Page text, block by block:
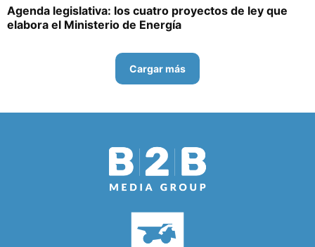
Agenda legislativa: los cuatro proyectos de ley que
elabora el Ministerio de Energía
Cargar más